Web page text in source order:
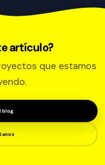
artículo?
que estamos
blog